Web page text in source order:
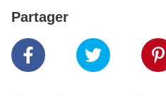
Partager